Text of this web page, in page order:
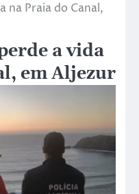
na Praia do Canal,
a vida
em Aljezur